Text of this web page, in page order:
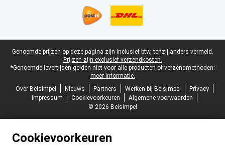
Juridische voettekst
Genoemde prijzen op deze pagina zijn inclusief btw, tenzij anders vermeld.
Prijzen zijn exclusief verzendkosten.
*Genoemde levertijden gelden niet voor alle producten of verzendmethoden:
meer informatie.
Over Belsimpel
Nieuws Partners Werken bij Belsimpel
Privacy
Impressum
Cookievoorkeuren
Algemene voorwaarden
© 2026 Belsimpel
Cookievoorkeuren